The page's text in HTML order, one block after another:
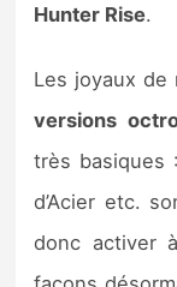
Hunter Rise.
Les joyaux de
versions
très basiques
d’Acier etc.
donc activer